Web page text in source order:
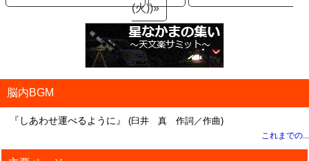
(火))»
脳内BGM
『しあわせ運べるように』 (臼井 真 作詞／作曲)
これまでの...